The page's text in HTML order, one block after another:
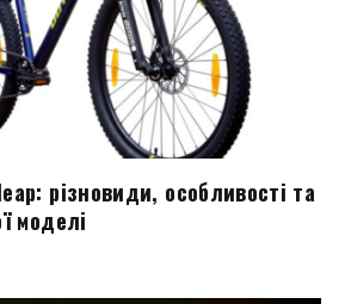
різновиди, особливості та
моделі